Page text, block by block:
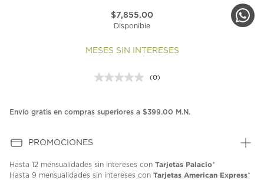
$7,855.00
Disponible
MESES SIN INTERESES
Sin
en
(0)
Envío gratis en compras superiores a $399.00 M.N.
PROMOCIONES
Hasta 12 mensualidades sin intereses con Tarjetas Palacio*
Hasta 9 mensualidades sin intereses con Tarjetas American Express*